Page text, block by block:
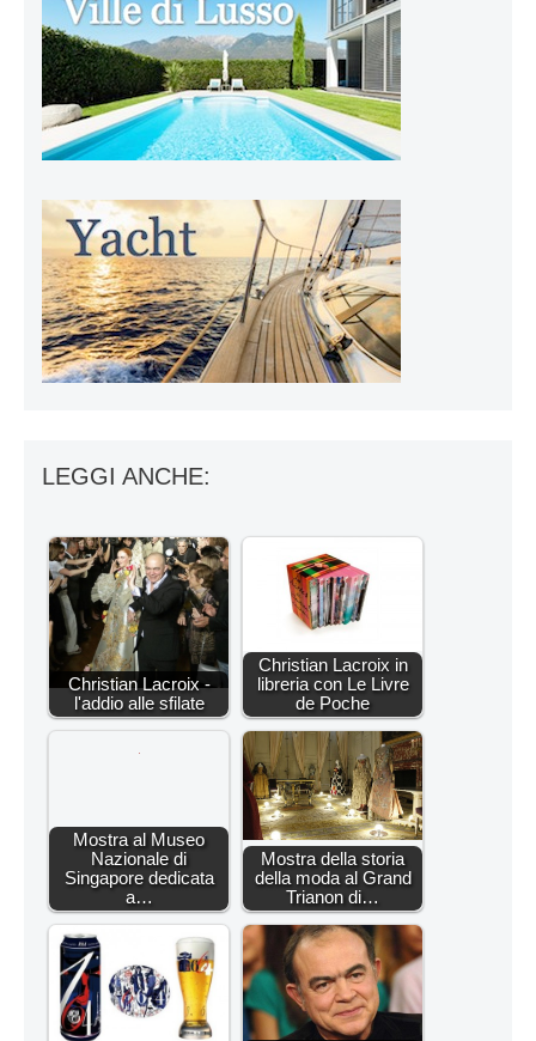
LEGGI ANCHE:
Christian Lacroix -
l'addio alle sfilate
Christian Lacroix in
libreria con Le Livre
de Poche
Mostra al Museo
Nazionale di
Singapore dedicata
a…
Mostra della storia
della moda al Grand
Trianon di…